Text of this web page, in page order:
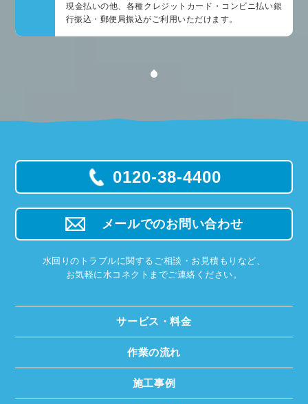
現金払いの他、各種クレジットカード・コンビニ払い銀
行振込・郵便局振込がご利用いただけます。
0120-38-4400
メールでのお問い合わせ
水回りのトラブルに関するご相談・お見積もりなど、
お気軽に水コネクトまでご連絡ください。
サービス・料金
作業の流れ
施工事例